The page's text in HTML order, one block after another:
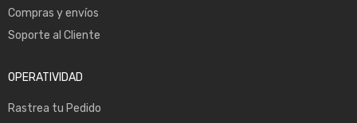
Compras y envíos
Soporte al Cliente
OPERATIVIDAD
Rastrea tu Pedido